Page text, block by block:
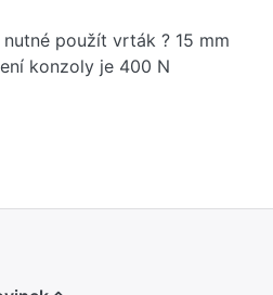
použít vrták ? 15 mm
konzoly je 400 N